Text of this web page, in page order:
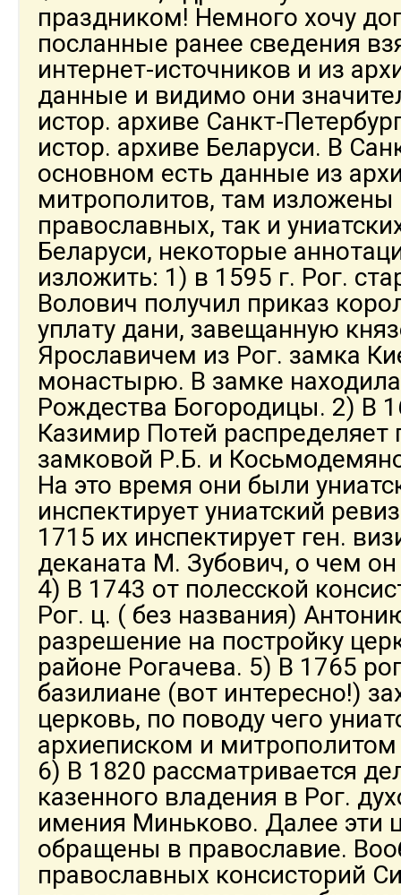
праздником! Немного хочу
посланные ранее сведения
интернет-источников и из
данные и видимо они
истор. архиве Санкт-
истор. архиве Беларуси. В
основном есть данные из
митрополитов, там
православных, так и
Беларуси, некоторые
изложить: 1) в 1595 г. Рог.
Волович получил приказ
уплату дани, завещанную
Ярославичем из Рог. замка
монастырю. В замке
Рождества Богородицы. 2) В
Казимир Потей
замковой Р.Б. и
На это время они были
инспектирует униатский
1715 их инспектирует ген.
деканата М. Зубович, о чем он
4) В 1743 от полесской
Рог. ц. ( без названия)
разрешение на постройку
районе Рогачева. 5) В 1765
базилиане (вот интересно!)
церковь, по поводу чего
архиеписком и
6) В 1820 рассматривается
казенного владения в Рог.
имения Миньково. Далее эти
обращены в православие.
православных консисторий